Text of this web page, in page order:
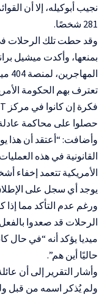
نجيب أبوكيله، إلا أن
281 شخصًا.
وقد حطت تلك الرحلات
بمنعها، وأكدت ميشيل
تعترف بهم الحكومة
حصلوا على محاكمة
وأضافت: “أعتقد أن هذا
القانونية في هذه
الأمريكية تتعمد إخفاء
يوجد أي سجل على
ورغم عدم التأكد مما
ميديا يؤكد أنه “في حال
حاليًا أين هم”.
وأشار التقرير إلى أن
ولم يُذكر اسمه من قبل